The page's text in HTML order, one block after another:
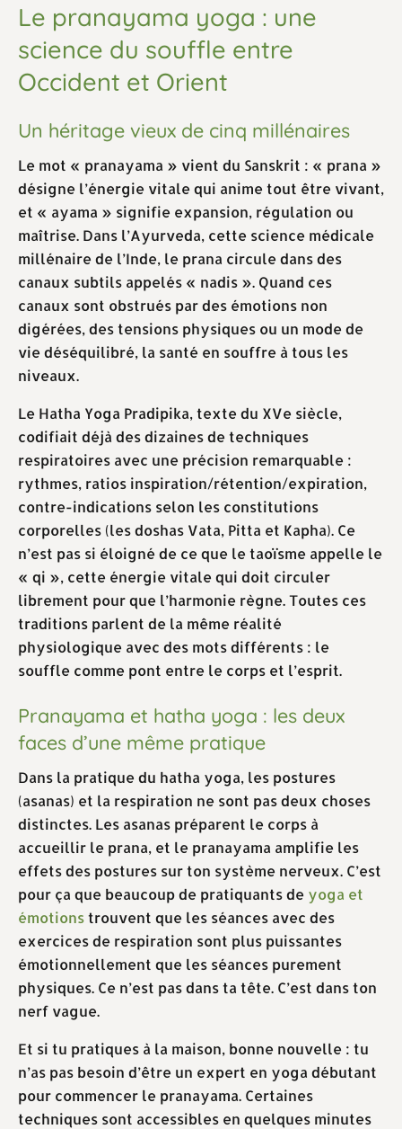
Le pranayama yoga : une
science du souffle entre
Occident et Orient
Un héritage vieux de cinq millénaires
Le mot « pranayama » vient du Sanskrit : « prana »
désigne l’énergie vitale qui anime tout être vivant,
et « ayama » signifie expansion, régulation ou
maîtrise. Dans l’Ayurveda, cette science médicale
millénaire de l’Inde, le prana circule dans des
canaux subtils appelés « nadis ». Quand ces
canaux sont obstrués par des émotions non
digérées, des tensions physiques ou un mode de
vie déséquilibré, la santé en souffre à tous les
niveaux.
Le Hatha Yoga Pradipika, texte du XVe siècle,
codifiait déjà des dizaines de techniques
respiratoires avec une précision remarquable :
rythmes, ratios inspiration/rétention/expiration,
contre-indications selon les constitutions
corporelles (les doshas Vata, Pitta et Kapha). Ce
n’est pas si éloigné de ce que le taoïsme appelle le
« qi », cette énergie vitale qui doit circuler
librement pour que l’harmonie règne. Toutes ces
traditions parlent de la même réalité
physiologique avec des mots différents : le
souffle comme pont entre le corps et l’esprit.
Pranayama et hatha yoga : les deux
faces d’une même pratique
Dans la pratique du hatha yoga, les postures
(asanas) et la respiration ne sont pas deux choses
distinctes. Les asanas préparent le corps à
accueillir le prana, et le pranayama amplifie les
effets des postures sur ton système nerveux. C’est
pour ça que beaucoup de pratiquants de yoga et
émotionstrouvent que les séances avec des
exercices de respiration sont plus puissantes
émotionnellement que les séances purement
physiques. Ce n’est pas dans ta tête. C’est dans ton
nerf vague.
Et si tu pratiques à la maison, bonne nouvelle : tu
n’as pas besoin d’être un expert en yoga débutant
pour commencer le pranayama. Certaines
techniques sont accessibles en quelques minutes